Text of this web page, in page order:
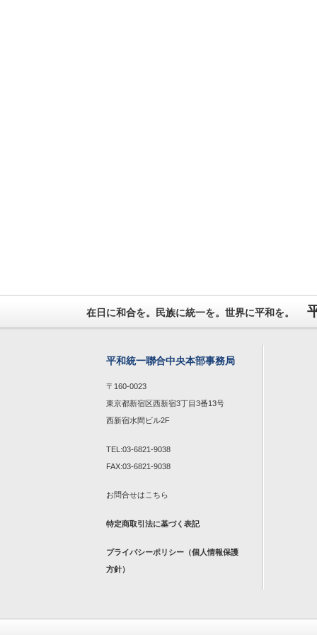
在日に和合を。民族に統一を。世界に平和を。
平和統一聯合中央本部事務局
〒160-0023
東京都新宿区西新宿3丁目3番13号
西新宿水間ビル2F
TEL:03-6821-9038
FAX:03-6821-9038
お問合せは こちら
特定商取引法に基づく表記
プライバシーポリシー（個人情報保護
方針）